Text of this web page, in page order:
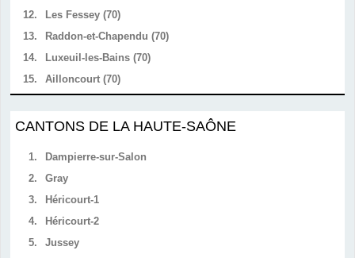
12.
Les Fessey (70)
13.
Raddon-et-Chapendu (70)
14.
Luxeuil-les-Bains (70)
15.
Ailloncourt (70)
CANTONS DE LA HAUTE-SAÔNE
1.
Dampierre-sur-Salon
2.
Gray
3.
Héricourt-1
4.
Héricourt-2
5.
Jussey